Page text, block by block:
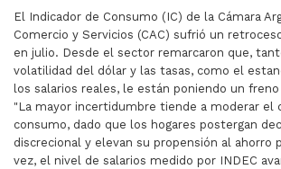
El Indicador de Consumo (IC) de la Cámara
Comercio y Servicios (CAC) sufrió un
en julio. Desde el sector remarcaron que,
volatilidad del dólar y las tasas, como el
los salarios reales, le están poniendo un
"La mayor incertidumbre tiende a moderar el
consumo, dado que los hogares postergan
discrecional y elevan su propensión al ahorro
vez, el nivel de salarios medido por INDEC